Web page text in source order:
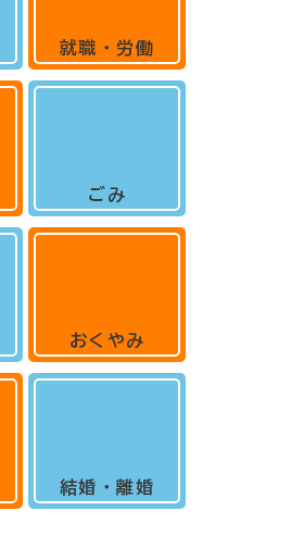
就職・労働
ごみ
おくやみ
結婚・離婚